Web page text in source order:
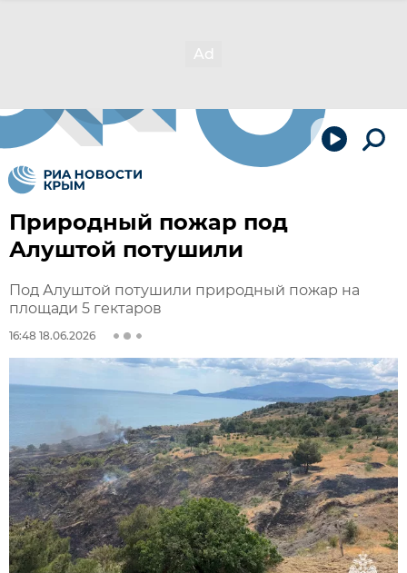
Природный пожар под
Алуштой потушили
Под Алуштой потушили природный пожар на
площади 5 гектаров
16:48 18.06.2026